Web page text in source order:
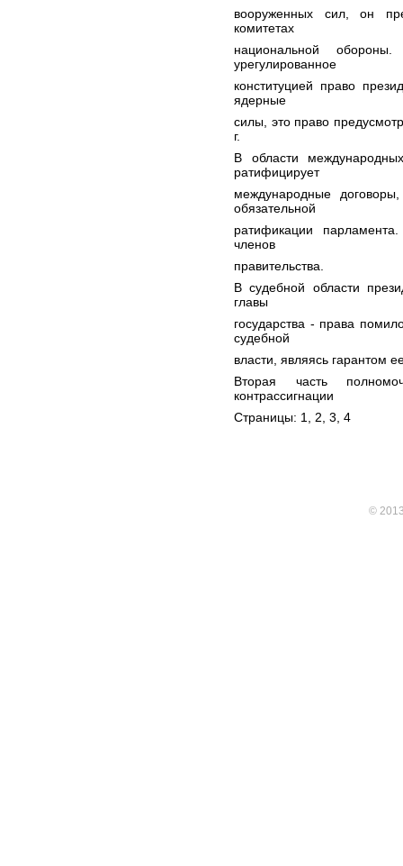
вооруженных сил, он
комитетах
национальной
урегулированное
конституцией право
ядерные
силы, это право
г.
В области
ратифицирует
международные
обязательной
ратификации
членов
правительства.
В судебной области
главы
государства - права
судебной
власти, являясь гарантом
Вторая часть
контрассигнации
Страницы: 1 2 , 3, 4
©